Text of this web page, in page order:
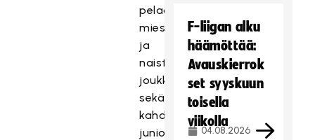
pelaavat
miesten
ja
naisten
joukkueet
sekä
kahdeksan
juniorijoukkuetta.
F-liigan alku
häämöttää:
Avauskierrok
set syyskuun
toisella
viikolla
04.08.2026